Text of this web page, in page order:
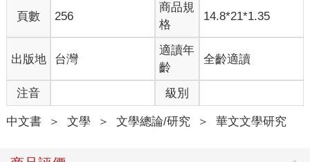
頁數 256
商品規
格
14.8*21*1.35
出版地 台灣
適讀年
齡
全齡適讀
注音 級別
中文書 ＞ 文學 ＞ 文學總論/研究 ＞ 華文文學研究